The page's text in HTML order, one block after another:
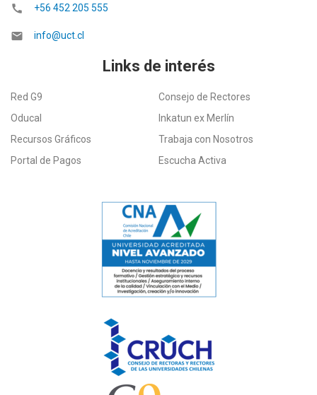
call +56 452 205 555
email info@uct.cl
Links de interés
Red G9
Consejo de Rectores
Oducal
Inkatun ex Merlín
Recursos Gráficos
Trabaja con Nosotros
Portal de Pagos
Escucha Activa